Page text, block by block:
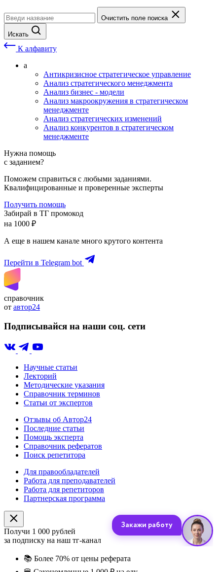
Очистить поле поиска
Искать
К алфавиту
а
Антикризисное стратегическое управление
Анализ стратегического менеджмента
Анализ бизнес - модели
Анализ макроокружения в стратегическом
менеджменте
Анализ стратегических изменений
Анализ конкурентов в стратегическом
менеджменте
Нужна помощь
с заданием?
Поможем справиться с любыми заданиями.
Квалифицированные и проверенные эксперты
Получить помощь
Забирай в ТГ промокод
на 1000 ₽
А еще в нашем канале много крутого контента
Перейти в Telegram bot
справочник
от автор24
Подписывайся на наши соц. сети
Научные статьи
Лекторий
Методические указания
Справочник терминов
Статьи от экспертов
Отзывы об Автор24
Последние статьи
Помощь эксперта
Справочник рефератов
Поиск репетитора
Для правообладателей
Работа для преподавателей
Работа для репетиторов
Партнерская программа
Получи 1 000 рублей
за подписку на наш тг-канал
📚 Более 70% от цены реферата